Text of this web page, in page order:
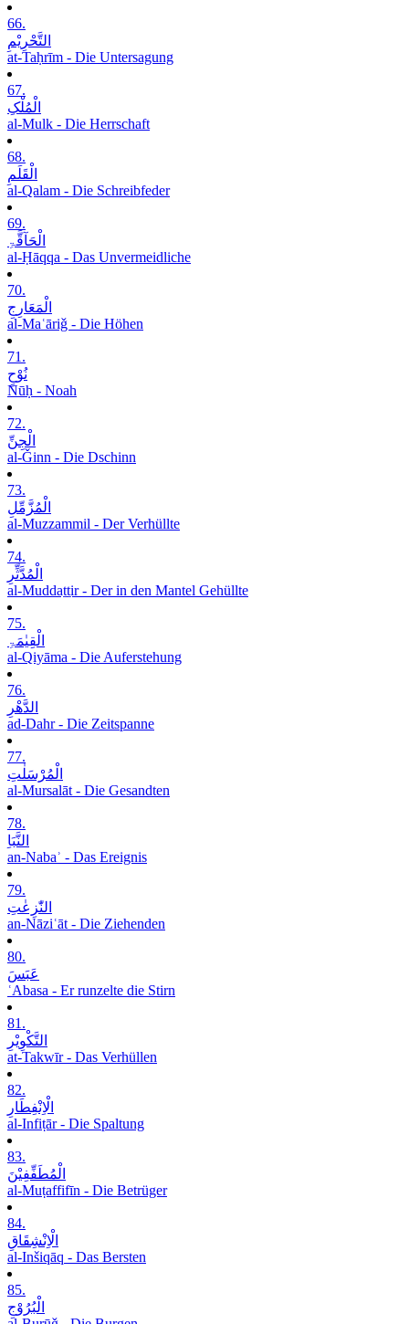
66.
التَّحْرِیْمِ
at-Taḥrīm - Die Untersagung
67.
الْمُلْکِ
al-Mulk - Die Herrschaft
68.
الْقَلَمِ
al-Qalam - Die Schreibfeder
69.
الْحَآقَّۃِ
al-Ḥāqqa - Das Unvermeidliche
70.
الْمَعَارِجِ
al-Maʿāriǧ - Die Höhen
71.
نُوْحٍ
Nūḥ - Noah
72.
الْجِنِّ
al-Ǧinn - Die Dschinn
73.
الْمُزَّمِّلِ
al-Muzzammil - Der Verhüllte
74.
الْمُدَّثِّرِ
al-Muddaṯṯir - Der in den Mantel Gehüllte
75.
الْقِیٰمَۃِ
al-Qiyāma - Die Auferstehung
76.
الدَّھْرِ
ad-Dahr - Die Zeitspanne
77.
الْمُرْسَلٰتِ
al-Mursalāt - Die Gesandten
78.
النَّبَاِ
an-Nabaʾ - Das Ereignis
79.
النّٰزِعٰتِ
an-Nāziʿāt - Die Ziehenden
80.
عَبَسَ
ʿAbasa - Er runzelte die Stirn
81.
التَّکْوِیْرِ
at-Takwīr - Das Verhüllen
82.
الْاِنْفِطَارِ
al-Infiṭār - Die Spaltung
83.
الْمُطَفِّفِیْنَ
al-Muṭaffifīn - Die Betrüger
84.
الْاِنْشِقَاقِ
al-Inšiqāq - Das Bersten
85.
الْبُرُوْجِ